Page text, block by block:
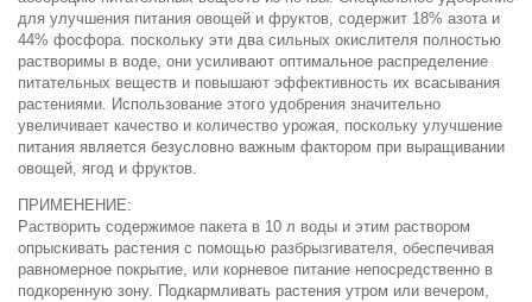
для улучшения питания овощей и фруктов, содержит 18% азота и
44% фосфора. поскольку эти два сильных окислителя полностью
растворимы в воде, они усиливают оптимальное распределение
питательных веществ и повышают эффективность их всасывания
растениями. Использование этого удобрения значительно
увеличивает качество и количество урожая, поскольку улучшение
питания является безусловно важным фактором при выращивании
овощей, ягод и фруктов.
ПРИМЕНЕНИЕ:
Растворить содержимое пакета в 10 л воды и этим раствором
опрыскивать растения с помощью разбрызгивателя, обеспечивая
равномерное покрытие, или корневое питание непосредственно в
подкоренную зону. Подкармливать растения утром или вечером,